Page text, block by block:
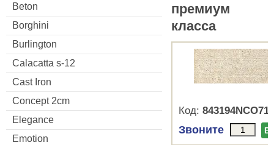
Beton
Borghini
Burlington
Calacatta s-12
Cast Iron
Concept 2cm
Elegance
Emotion
премиум
класса
Код:
Звоните В